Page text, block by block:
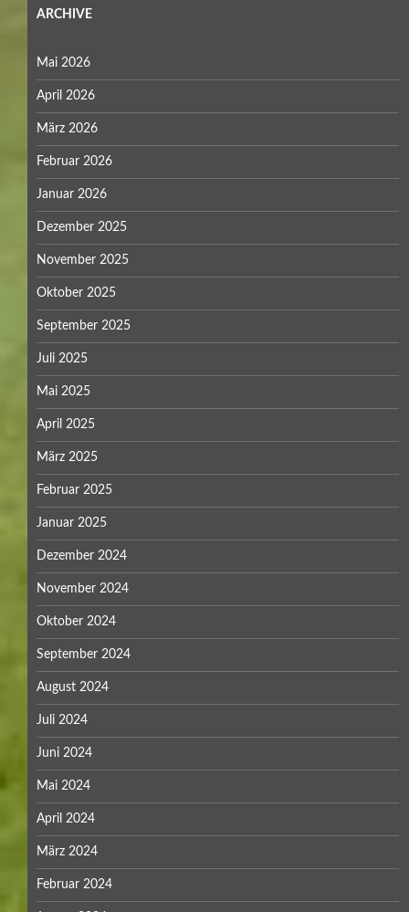
ARCHIVE
Mai 2026
April 2026
März 2026
Februar 2026
Januar 2026
Dezember 2025
November 2025
Oktober 2025
September 2025
Juli 2025
Mai 2025
April 2025
März 2025
Februar 2025
Januar 2025
Dezember 2024
November 2024
Oktober 2024
September 2024
August 2024
Juli 2024
Juni 2024
Mai 2024
April 2024
März 2024
Februar 2024